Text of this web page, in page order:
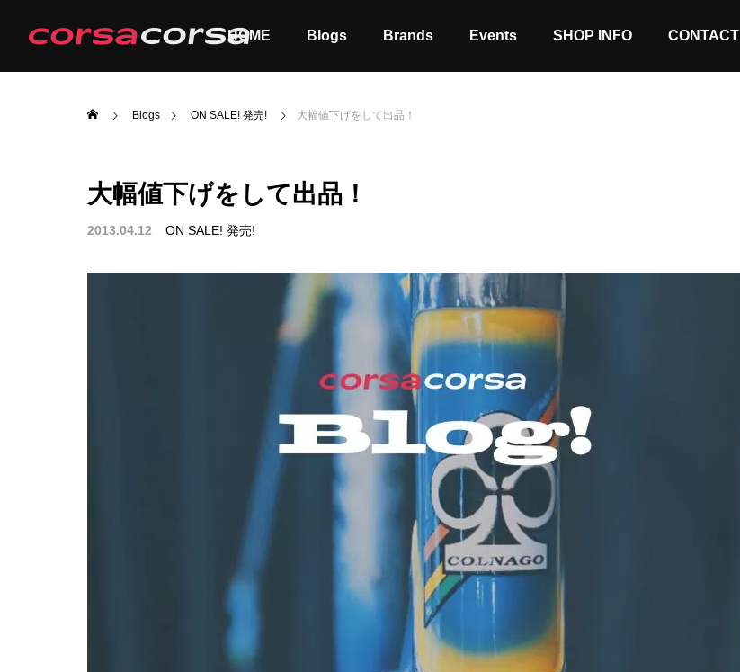
HOME Blogs Brands Events SHOP INFO CONTACT
ALL
Blogs ON SALE! 発売! 大幅値下げをして出品！
大幅値下げをして出品！
2013.04.12 ON SALE! 発売!